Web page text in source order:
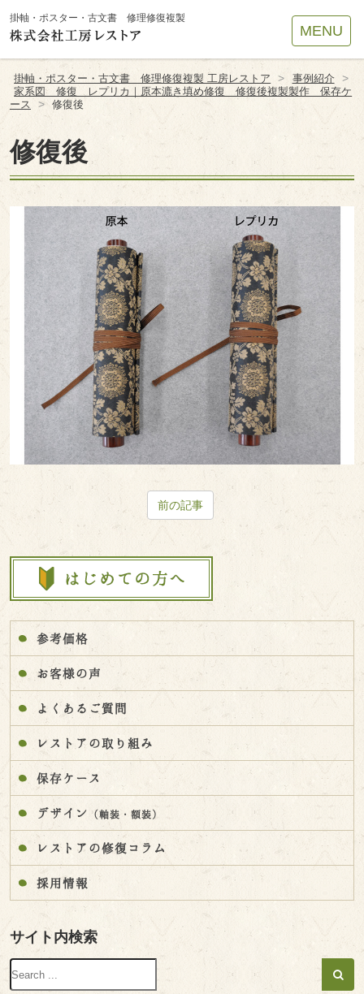
掛軸・ポスター・古文書 修理修復複製
MENU
掛軸・ポスター・古文書 修理修復複製 工房レストア > 事例紹介 >
家系図 修復 レプリカ｜原本漉き填め修復 修復後複製製作 保存ケ
ース
> 修復後
修復後
前の記事
参考価格
お客様の声
よくあるご質問
レストアの取り組み
保存ケース
デザイン （軸装・額装）
レストアの修復コラム
採用情報
サイト内検索
Site
Footer